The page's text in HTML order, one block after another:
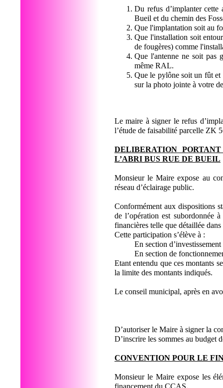
Du refus d’implanter cette
Bueil et du chemin des
Que l'implantation soit au
Que l'installation soit
de fougères) comme
Que l'antenne ne soit pas
même RAL.
Que le pylône soit un fût et
sur la photo jointe à votre
Le maire à signer le refus
l’étude de faisabilité parcelle ZK
DELIBERATION
L’ABRI BUS RUE DE BUEIL
Monsieur le Maire expose au
réseau d’éclairage public.
Conformément aux dispositions
de l’opération est subordonnée
financières telle que détaillée
Cette participation s’élève à :
En section
En section de
Etant entendu que ces montants
la limite des montants indiqués.
Le conseil municipal, après en
D’autoriser le Maire à signer la
D’inscrire les sommes au budget
CONVENTION POUR LE
Monsieur le Maire expose les
financement du CCAS.